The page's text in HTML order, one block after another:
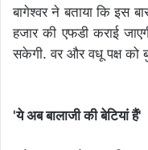
बागेश्वर ने बताया कि इस
हजार की एफडी कराई
सकेगी. वर और वधू पक्ष को
'ये अब बालाजी की बेटियां हैं'